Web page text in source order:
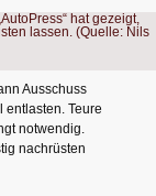
Ausschuss
Teure
notwendig.
nachrüsten